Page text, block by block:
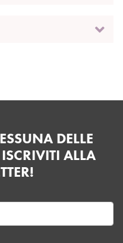
DELLE
ALLA